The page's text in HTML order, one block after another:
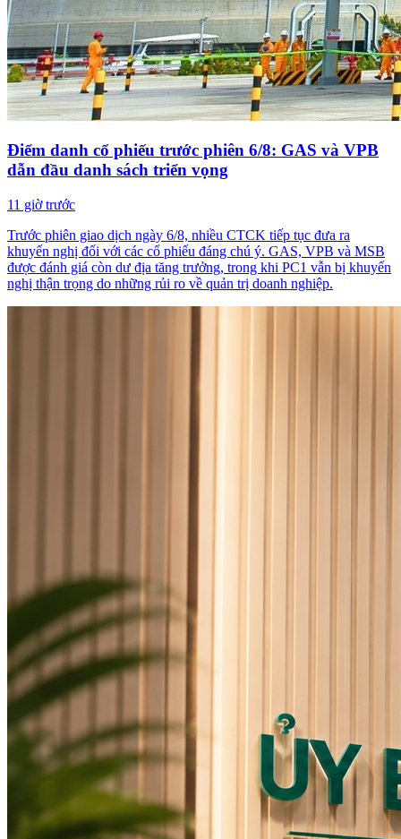
Điểm danh cổ phiếu trước phiên 6/8: GAS và VPB
dẫn đầu danh sách triển vọng
11 giờ trước
Trước phiên giao dịch ngày 6/8, nhiều CTCK tiếp tục đưa ra
khuyến nghị đối với các cổ phiếu đáng chú ý. GAS, VPB và MSB
được đánh giá còn dư địa tăng trưởng, trong khi PC1 vẫn bị khuyến
nghị thận trọng do những rủi ro về quản trị doanh nghiệp.